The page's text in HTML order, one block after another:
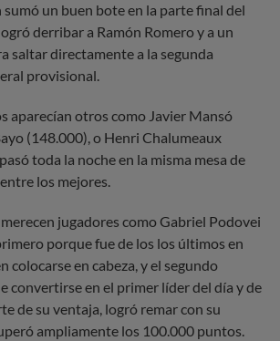
un buen bote en la parte final del
derribar a Ramón Romero y a un
saltar directamente a la segunda
provisional.
aparecían otros como Javier Mansó
(148.000), o Henri Chalumeaux
toda la noche en la misma mesa de
los mejores.
jugadores como Gabriel Podovei
porque fue de los los últimos en
colocarse en cabeza, y el segundo
convertirse en el primer líder del día y de
de su ventaja, logró remar con su
ampliamente los 100.000 puntos.